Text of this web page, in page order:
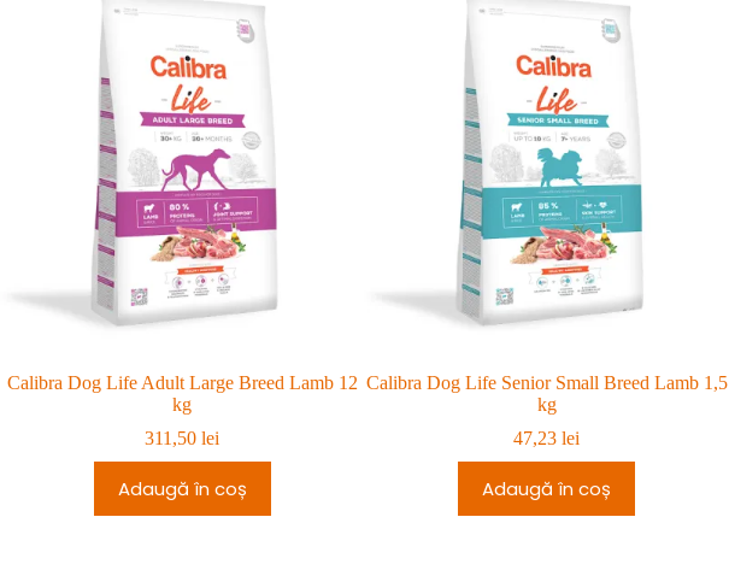
Calibra Dog Life Adult Large Breed Lamb 12
kg
311,50lei
Adaugă în coș
Calibra Dog Life Senior Small Breed Lamb 1,5
kg
47,23lei
Adaugă în coș